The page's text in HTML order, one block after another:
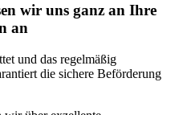
wir uns ganz an Ihre
an
und das regelmäßig
die sichere Beförderung